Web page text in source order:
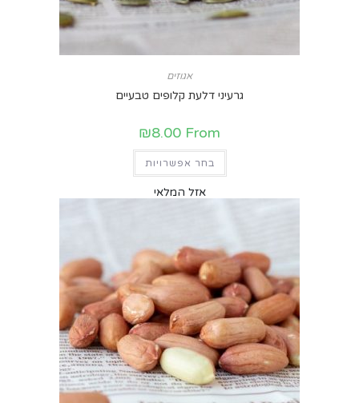
אגוזים
גרעיני דלעת קלופים טבעיים
From
₪8.00
בחר אפשרויות
אזל המלאי